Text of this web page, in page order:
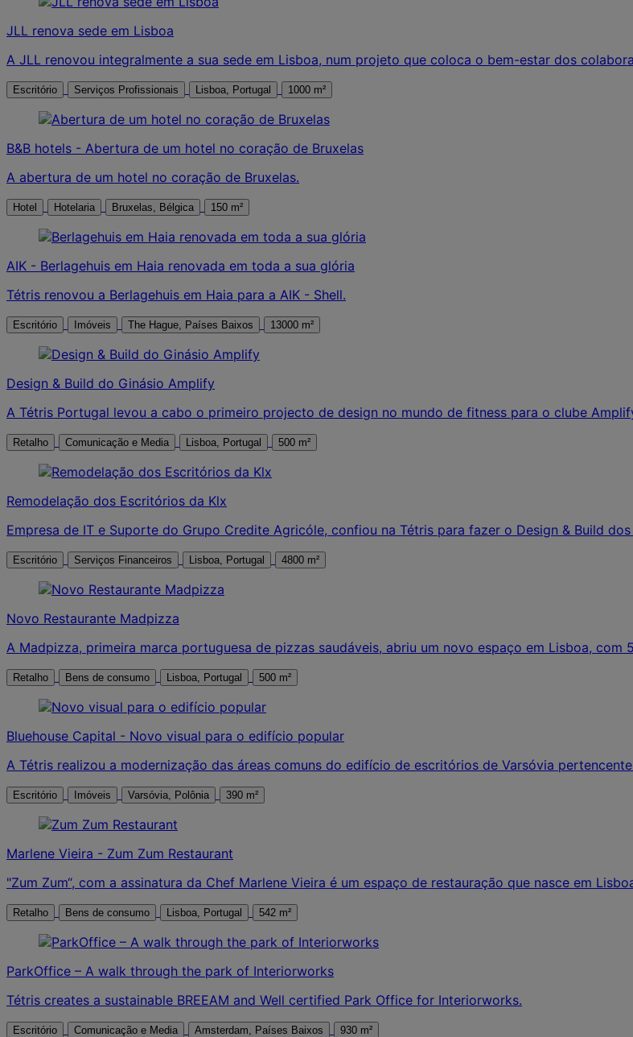
JLL renova sede em Lisboa
A JLL renovou integralmente a sua sede em Lisboa, num projeto que coloca o bem-estar dos
Escritório Serviços Profissionais Lisboa, Portugal 1000 m²
B&B hotels - Abertura de um hotel no coração de Bruxelas
A abertura de um hotel no coração de Bruxelas.
Hotel Hotelaria Bruxelas, Bélgica 150 m²
AIK - Berlagehuis em Haia renovada em toda a sua glória
Tétris renovou a Berlagehuis em Haia para a AIK - Shell.
Escritório Imóveis The Hague, Países Baixos 13000 m²
Design & Build do Ginásio Amplify
A Tétris Portugal levou a cabo o primeiro projecto de design no mundo de fitness para o clube
Retalho Comunicação e Media Lisboa, Portugal 500 m²
Remodelação dos Escritórios da Klx
Empresa de IT e Suporte do Grupo Credite Agricóle, confiou na Tétris para fazer o Design & Build
Escritório Serviços Financeiros Lisboa, Portugal 4800 m²
Novo Restaurante Madpizza
A Madpizza, primeira marca portuguesa de pizzas saudáveis, abriu um novo espaço em Lisboa, com
Retalho Bens de consumo Lisboa, Portugal 500 m²
Bluehouse Capital - Novo visual para o edifício popular
A Tétris realizou a modernização das áreas comuns do edifício de escritórios de Varsóvia
Escritório Imóveis Varsóvia, Polônia 390 m²
Marlene Vieira - Zum Zum Restaurant
"Zum Zum“, com a assinatura da Chef Marlene Vieira é um espaço de restauração que nasce em
Retalho Bens de consumo Lisboa, Portugal 542 m²
ParkOffice – A walk through the park of Interiorworks
Tétris creates a sustainable BREEAM and Well certified Park Office for Interiorworks.
Escritório Comunicação e Media Amsterdam, Países Baixos 930 m²